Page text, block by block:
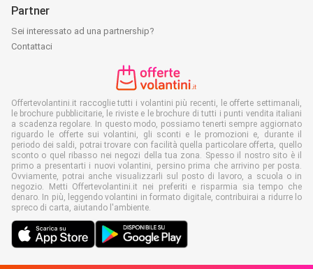
Partner
Sei interessato ad una partnership?
Contattaci
Offertevolantini.it raccoglie tutti i volantini più recenti, le offerte settimanali,
le brochure pubblicitarie, le riviste e le brochure di tutti i punti vendita italiani
a scadenza regolare. In questo modo, possiamo tenerti sempre aggiornato
riguardo le offerte sui volantini, gli sconti e le promozioni e, durante il
periodo dei saldi, potrai trovare con facilità quella particolare offerta, quello
sconto o quel ribasso nei negozi della tua zona. Spesso il nostro sito è il
primo a presentarti i nuovi volantini, persino prima che arrivino per posta.
Ovviamente, potrai anche visualizzarli sul posto di lavoro, a scuola o in
negozio. Metti Offertevolantini.it nei preferiti e risparmia sia tempo che
denaro. In più, leggendo volantini in formato digitale, contribuirai a ridurre lo
spreco di carta, aiutando l'ambiente.